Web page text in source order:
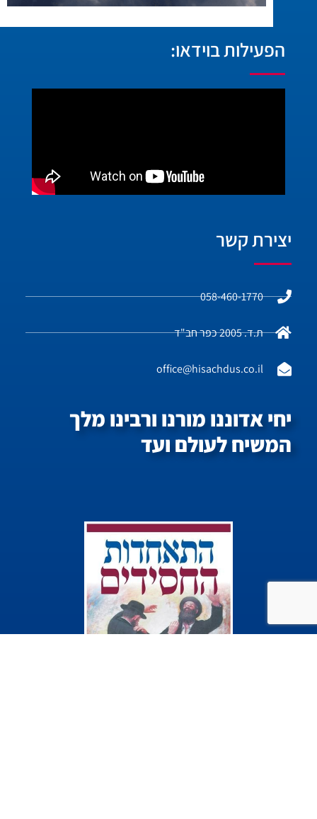
הפעילות בוידאו:
יצירת קשר
058-460-1770
ת.ד. 2005 כפר חב"ד
office@hisachdus.co.il
יחי אדוננו מורנו ורבינו מלך
המשיח לעולם ועד